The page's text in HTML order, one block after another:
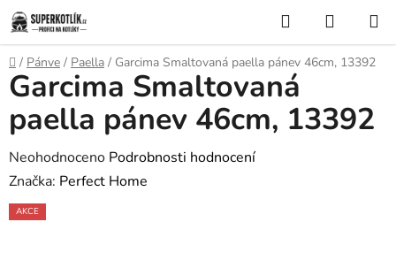
Přejít
na
obsah
Hledat
KOŠÍK
Domů
/ Pánve / Paella / Garcima Smaltovaná paella pánev 46cm, 13392
Garcima Smaltovaná
paella pánev 46cm, 13392
Průměrné
hodnocení
produktu
Neohodnoceno Podrobnosti hodnocení
Značka: Perfect Home
AKCE